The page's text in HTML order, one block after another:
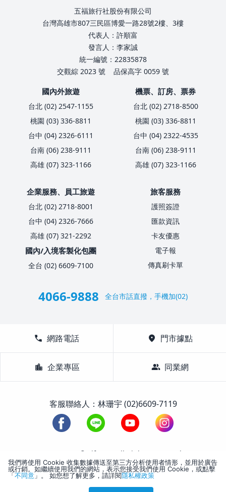
五福旅行社股份有限公司
台灣高雄市807三民區博愛一路28號2樓、3樓
代表人：許順富
發言人：李家誠
統一編號：22835878
交觀綜 2023 號
品保高字 0059 號
國內外旅遊
台北 (02) 2547-1155
桃園 (03) 336-8811
台中 (04) 2326-6111
台南 (06) 238-9111
高雄 (07) 323-1166
機票、訂房、票券
台北 (02) 2718-8500
桃園 (03) 336-8811
台中 (04) 2322-4535
台南 (06) 238-9111
高雄 (07) 323-1166
企業服務、員工旅遊
台北 (02) 2718-8001
台中 (04) 2326-7666
高雄 (07) 321-2292
國內/入境客製化包團
全台 (02) 6609-7100
旅客服務
護照簽證
匯款資訊
卡友優惠
電子報
傳真刷卡單
4066-9888 全台市話直撥，手機加(02)
call 網路電話 location_on 門市據點
location_city 企業專區 group 同業網
客服聯絡人：林珊宇 (02)6609-7119
1988-2026 © Lifetour All Rights Reserved.
我們將使用 Cookie 收集數據傳送至第三方分析使用者情形，並用於廣告
或行銷。如繼續使用我們的網站，表示您接受我們使用 Cookie，或點擊
「不同意 」。 如您想了解更多，請詳閱隱私權政策